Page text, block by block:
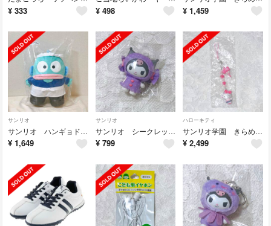
¥ 333 ¥ 498 ¥ 1,459
サンリオ
サンリオ ハンギョドン あたりくじ ぬいぐるみ
¥ 1,649
サンリオ
サンリオ シークレットちびっともシリーズ スイーツ クロミ キャンディー
¥ 799
ハローキティ
サンリオ学園 きらめき祭 シークレットストラップ ハローキティ
¥ 2,499